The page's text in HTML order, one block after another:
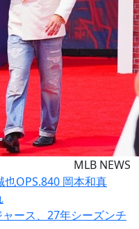
MLB NEWS
也OPS.840 岡本和真